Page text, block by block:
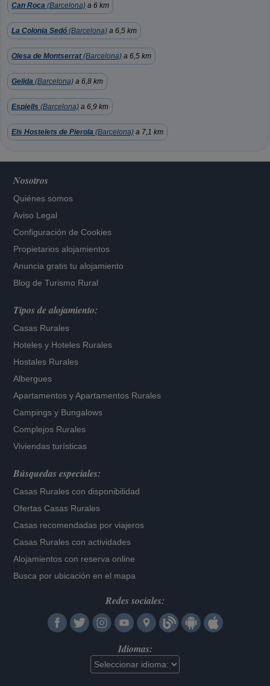
Can Roca (Barcelona) a 6 km
La Colonia Sedó (Barcelona) a 6,5 km
Olesa de Montserrat(Barcelona) a 6,5 km
Gelida (Barcelona) a 6,8 km
Espiells (Barcelona) a 6,9 km
Els Hostelets de Pierola (Barcelona) a 7,1 km
Nosotros
Quiénes somos
Aviso Legal
Configuración de Cookies
Propietarios alojamientos
Anuncia gratis tu alojamiento
Blog de Turismo Rural
Tipos de alojamiento:
Casas Rurales
Hoteles y Hoteles Rurales
Hostales Rurales
Albergues
Apartamentos yApartamentos Rurales
Campings y Bungalows
Complejos Rurales
Viviendas turísticas
Búsquedas especiales:
Casas Rurales con disponibilidad
Ofertas Casas Rurales
Casas recomendadas por viajeros
Casas Rurales con actividades
Alojamientos con reserva online
Busca por ubicación en el mapa
Redes sociales:
Idiomas: